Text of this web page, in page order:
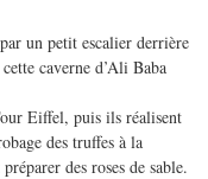
un petit escalier derrière
caverne d’Ali Baba
Eiffel, puis ils réalisent
des truffes à la
des roses de sable.